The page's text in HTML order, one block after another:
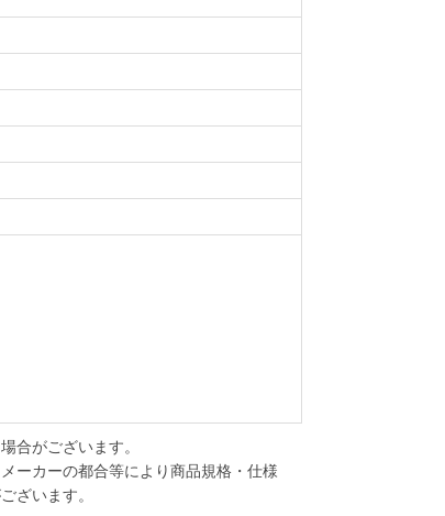
合がございます。
ーカーの都合等により商品規格・仕様
ざいます。